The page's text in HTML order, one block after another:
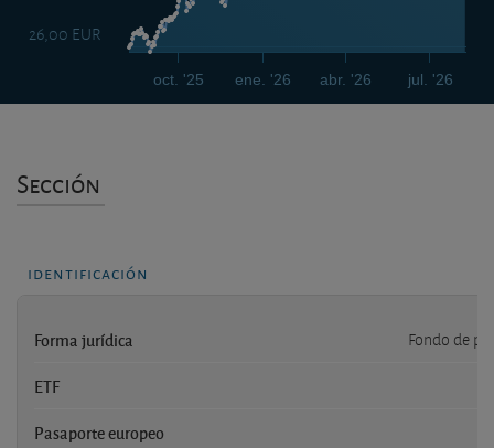
ene. '26 jul. '26
oct. '25 abr. '26
26,00 EUR
Sección
identificación
Forma jurídica Fondo de
ETF
Pasaporte europeo